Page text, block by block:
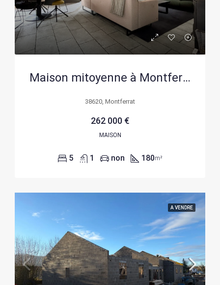
Maison mitoyenne à Montferrat avec 5 chambres, terrasse et commodités à pied
38620, Montferrat
262 000 €
MAISON
5 1 non 180m²
A VENDRE